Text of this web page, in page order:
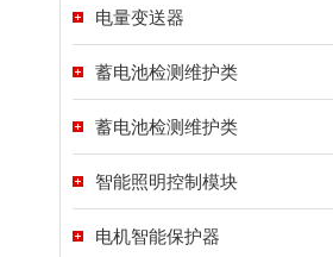
电量变送器
蓄电池检测维护类
蓄电池检测维护类
智能照明控制模块
电机智能保护器